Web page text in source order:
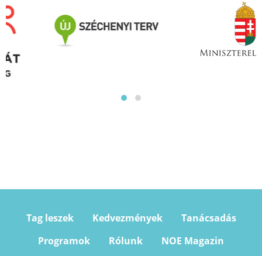
Tag leszek Kedvezmények
Tanácsadás
Programok
Rólunk
NOE Magazin